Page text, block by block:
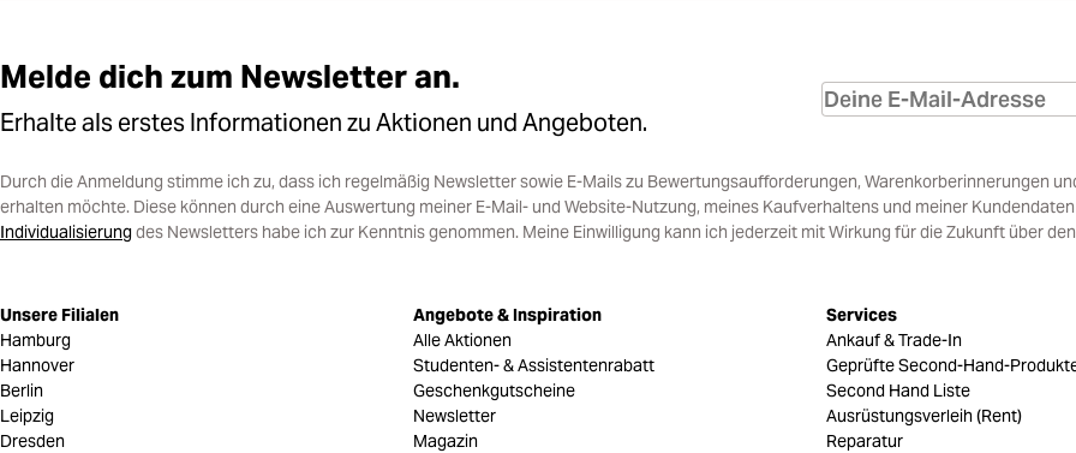
Melde dich zum Newsletter an.
Erhalte als erstes Informationen zu Aktionen und Angeboten.
Durch die Anmeldung stimme ich zu, dass ich regelmäßig Newsletter sowie E-Mails zu Bewertungsaufforderungen, Warenkorberinnerungen
erhalten möchte. Diese können durch eine Auswertung meiner E-Mail- und Website-Nutzung, meines Kaufverhaltens und meiner
Individualisierungdes Newsletters habe ich zur Kenntnis genommen. Meine Einwilligung kann ich jederzeit mit Wirkung für die Zukunft über
Unsere Filialen
Hamburg
Hannover
Berlin
Leipzig
Dresden
Angebote & Inspiration
Alle Aktionen
Studenten- & Assistentenrabatt
Geschenkgutscheine
Newsletter
Magazin
Services
Ankauf & Trade-In
Geprüfte Second-Hand-
Second Hand Liste
Ausrüstungsverleih (Rent)
Reparatur